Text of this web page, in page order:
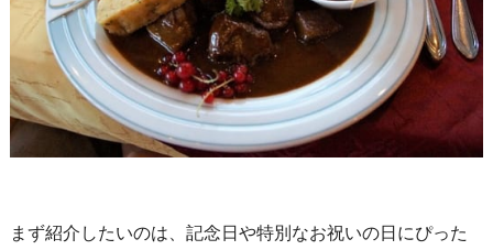
まず紹介したいのは、記念日や特別なお祝いの日にぴった